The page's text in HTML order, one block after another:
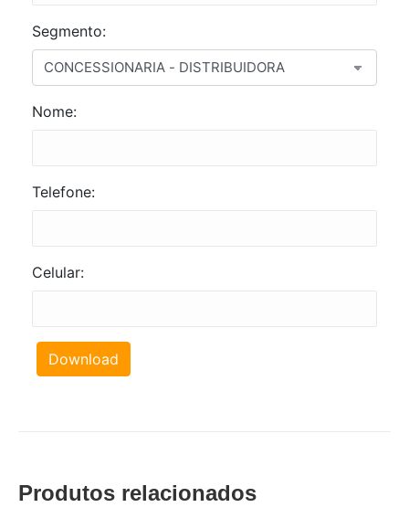
Segmento:
Nome:
Telefone:
Celular:
Download
Produtos relacionados